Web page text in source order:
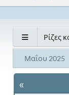
Ρίζες
Μαΐου 2025
«